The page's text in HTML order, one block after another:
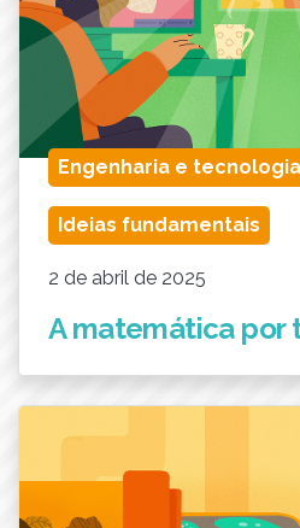
Engenharia e tecnologia
Ideias fundamentais
2 de abril de 2025
A matemática por